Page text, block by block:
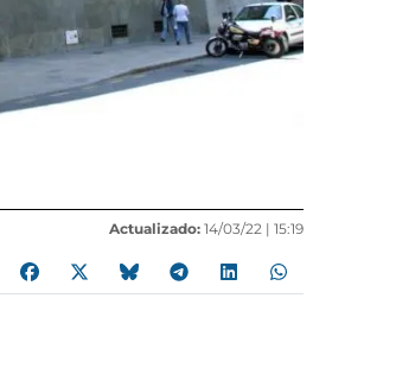
Actualizado: 14/03/22 | 15:19